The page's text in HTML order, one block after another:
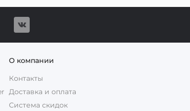
О компании
Контакты
Доставка и оплата
Система скидок